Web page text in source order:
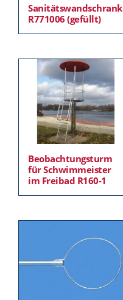
Sanitätswandschrank
R771006 (gefüllt)
Beobachtungsturm
für Schwimmeister
im Freibad R160-1